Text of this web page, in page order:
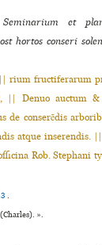
Seminarium et
hortos conseri
rium fructiferarum
|| Denuo auctum
de conserẽdis
atque inserendis.
Rob. Stephani
.
».